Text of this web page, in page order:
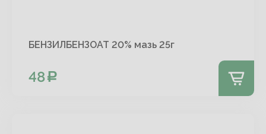
БЕНЗИЛБЕНЗОАТ 20% мазь 25г
48